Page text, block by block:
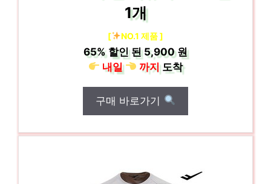
1개
[ NO.1 제품 ]
65% 할인 된5,900 원
내일
까지도착
구매 바로가기